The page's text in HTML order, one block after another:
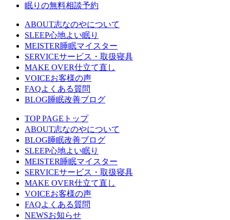
眠りの無料相談予約
ABOUT志なのやについて
SLEEP心地よい眠り
MEISTER睡眠マイスター
SERVICEサービス・取扱寝具
MAKE OVER仕立て直し
VOICEお客様の声
FAQよくある質問
BLOG睡眠改善ブログ
TOP PAGE トップ
ABOUT志なのやについて
BLOG睡眠改善ブログ
SLEEP心地よい眠り
MEISTER睡眠マイスター
SERVICEサービス・取扱寝具
MAKE OVER仕立て直し
VOICEお客様の声
FAQよくある質問
NEWSお知らせ